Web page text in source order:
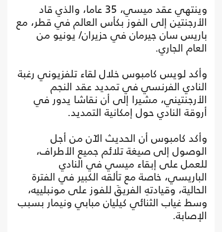
وينتهي عقد ميسي، 35 عاما، والذي قاد
الأرجنتين إلى الفوز بكأس العالم في قطر، مع
باريس سان جيرمان في حزيران/ يونيو من
العام الجاري.
وأكد لويس كامبوس خلال لقاء تلفزيوني رغبة
النادي الفرنسي في تمديد عقد النجم
الأرجنتيني، مشيرا إلى أن نقاشا يدور في
أروقة النادي حول إمكانية التمديد.
وأكد كامبوس أن الحديث الآن من أجل
الوصول إلى صيغة تلائم جميع الأطراف،
للعمل على إبقاء ميسي في النادي
الباريسي، خاصة مع تألقه الكبير في الفترة
الحالية، وقيادتهِ الفريقَ للفوز على مونبلييه،
وسط غياب الثنائي كيليان مبابي ونيمار بسبب
الإصابة.